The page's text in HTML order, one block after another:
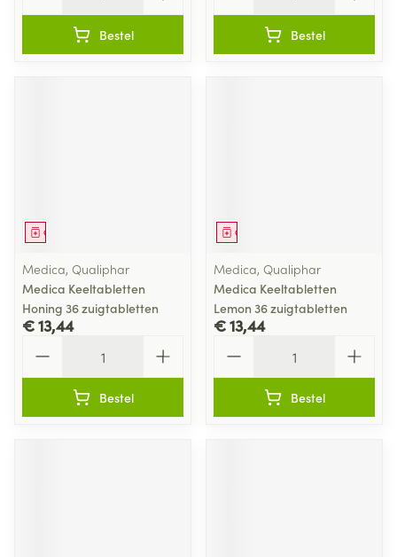
Bestel Bestel
Geneesmiddel
Medica, Qualiphar
Medica Keeltabletten
Honing 36 zuigtabletten
€ 13,44
Bestel
Geneesmiddel
Medica, Qualiphar
Medica Keeltabletten
Lemon 36 zuigtabletten
€ 13,44
Bestel